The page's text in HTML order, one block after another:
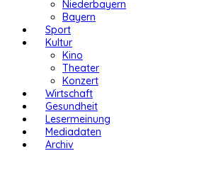
Niederbayern
Bayern
Sport
Kultur
Kino
Theater
Konzert
Wirtschaft
Gesundheit
Lesermeinung
Mediadaten
Archiv